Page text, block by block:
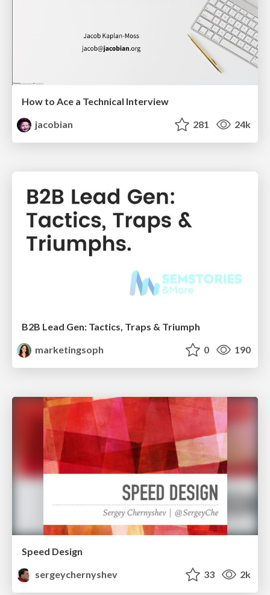
How to Ace a Technical Interview
jacobian
281 24k
B2B Lead Gen: Tactics, Traps & Triumph
marketingsoph
0 190
Speed Design
sergeychernyshev
33 2k